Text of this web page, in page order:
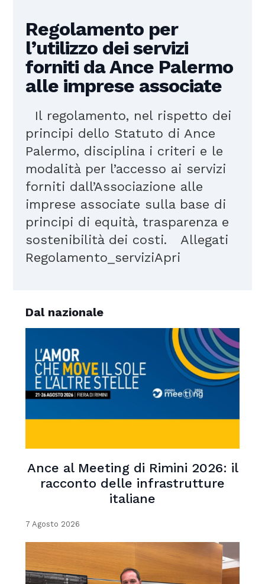
Regolamento per
l’utilizzo dei servizi
forniti da Ance Palermo
alle imprese associate
Il regolamento, nel rispetto dei
principi dello Statuto di Ance
Palermo, disciplina i criteri e le
modalità per l’accesso ai servizi
forniti dall’Associazione alle
imprese associate sulla base di
principi di equità, trasparenza e
sostenibilità dei costi. Allegati
Regolamento_serviziApri
Dal nazionale
Ance al Meeting di Rimini 2026: il
racconto delle infrastrutture
italiane
7 Agosto 2026